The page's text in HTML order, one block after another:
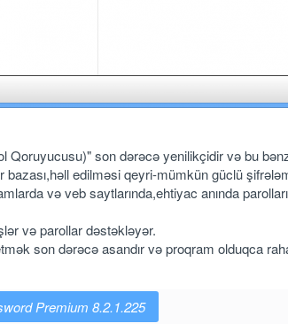
son dərəcə yenilikçidir və bu
bazası,həll edilməsi qeyri-mümkün güclü
və veb saytlarında,ehtiyac anında
və parollar dəstəkləyər.
son dərəcə asandır və proqram olduqca
Premium 8.2.1.225